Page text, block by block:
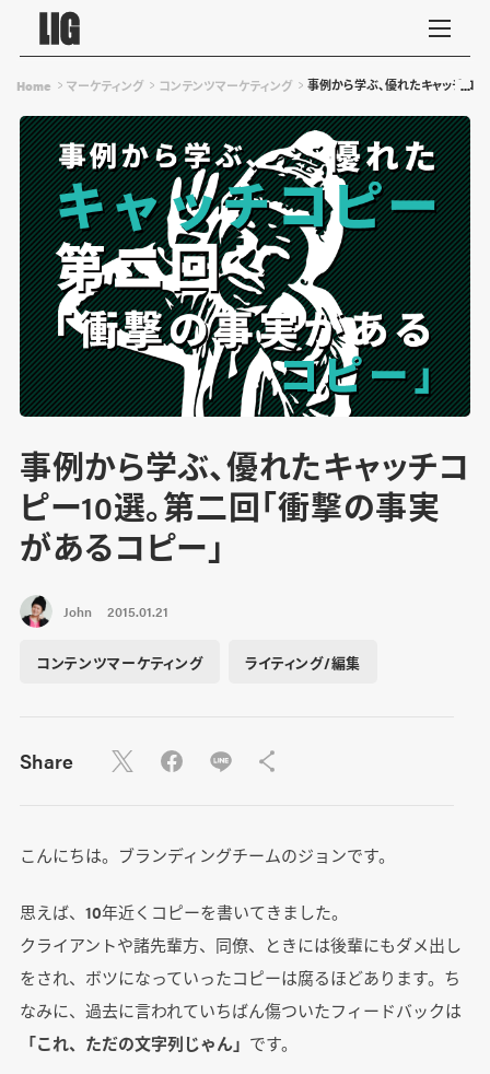
Home マーケティング コンテンツマーケティング 事例から学ぶ、優れたキャッチコ
事例から学ぶ、優れたキャッチコ
ピー10選。第二回「衝撃の事実
があるコピー」
John 2015.01.21
コンテンツマーケティング ライティング/編集
Share
こんにちは。ブランディングチームのジョンです。
思えば、10年近くコピーを書いてきました。
クライアントや諸先輩方、同僚、ときには後輩にもダメ出し
をされ、ボツになっていったコピーは腐るほどあります。ち
なみに、過去に言われていちばん傷ついたフィードバックは
「これ、ただの文字列じゃん」 です。